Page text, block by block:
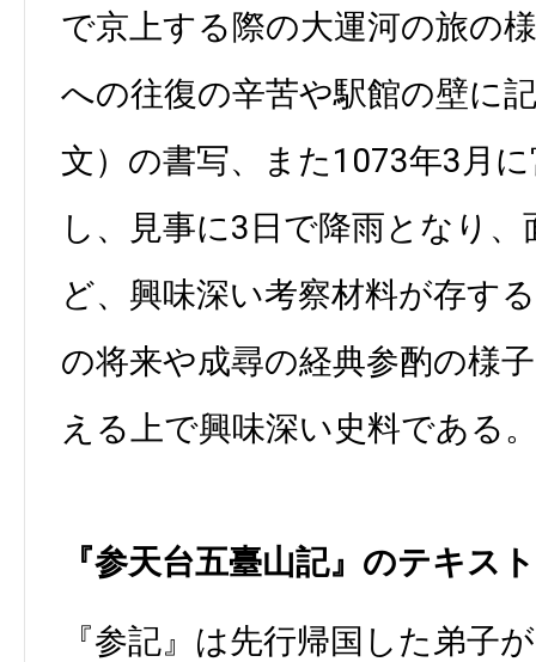
で京上する際の大運河の旅の
への往復の辛苦や駅館の壁に
文）の書写、また1073年3月
し、見事に3日で降雨となり
ど、興味深い考察材料が存す
の将来や成尋の経典参酌の様
える上で興味深い史料である
『参天台五臺山記』のテキス
『参記』は先行帰国した弟子